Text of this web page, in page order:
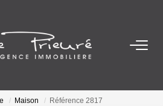
VENTES
Maison Référence 2817